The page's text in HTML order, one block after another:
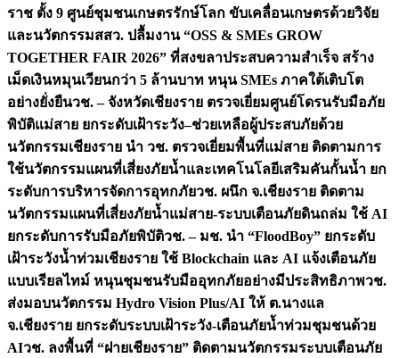
ราช ตั้ง 9 ศูนย์ชุมชนเกษตรรักษ์โลก ขับเคลื่อนเกษตรด้วยวิจัย
และนวัตกรรมสสว. ปลื้มงาน “OSS & SMEs GROW
TOGETHER FAIR 2026” ที่สงขลาประสบความสำเร็จ สร้าง
เม็ดเงินหมุนเวียนกว่า 5 ล้านบาท หนุน SMEs ภาคใต้เติบโต
อย่างยั่งยืนวช. – จังหวัดเชียงราย ตรวจเยี่ยมศูนย์โดรนรับมือภัย
พิบัติแม่สาย ยกระดับเฝ้าระวัง–ช่วยเหลือผู้ประสบภัยด้วย
นวัตกรรมเชียงราย นำ วช. ตรวจเยี่ยมพื้นที่แม่สาย ติดตามการ
ใช้นวัตกรรมแผนที่เสี่ยงภัยน้ำและเทคโนโลยีเสริมคันกั้นน้ำ ยก
ระดับการบริหารจัดการอุทกภัยวช. ผนึก จ.เชียงราย ติดตาม
นวัตกรรมแผนที่เสี่ยงภัยน้ำแม่สาย-ระบบเตือนภัยดินถล่ม ใช้ AI
ยกระดับการรับมือภัยพิบัติวช. – มช. นำ “FloodBoy” ยกระดับ
เฝ้าระวังน้ำท่วมเชียงราย ใช้ Blockchain และ AI แจ้งเตือนภัย
แบบเรียลไทม์ หนุนชุมชนรับมืออุทกภัยอย่างมีประสิทธิภาพวช.
ส่งมอบนวัตกรรม Hydro Vision Plus/AI ให้ ต.นางแล
จ.เชียงราย ยกระดับระบบเฝ้าระวัง-เตือนภัยน้ำท่วมชุมชนด้วย
AIวช. ลงพื้นที่ “ฝายเชียงราย” ติดตามนวัตกรรมระบบเตือนภัย